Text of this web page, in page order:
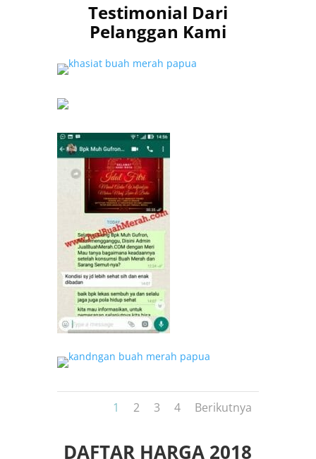
Testimonial Dari
Pelanggan Kami
1 2 3 4 Berikutnya
DAFTAR HARGA 2018